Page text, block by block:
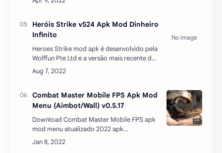
podem se tornar atiradores profissionais e
Heróis Strike v524 Apk Mod Dinheiro
Infinito
Heroes Strike mod apk é desenvolvido pela
Wolffun Pte Ltd e a versão mais recente de
Heroes Strike - Modern Moba & Battle
Royale 524 foi atualizada em 5 de agosto
Combat Master Mobile FPS Apk Mod
Menu (Aimbot/Wall) v0.5.17
Download Combat Master Mobile FPS apk
mod menu atualizado 2022 apk
mediafire Junte-se a um combate
acelerado e cheio de ação. Jogue Combat